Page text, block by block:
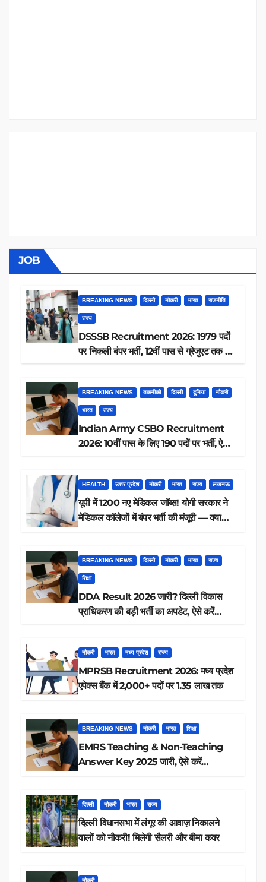
JOB
BREAKING NEWS दिल्ली नौकरी भारत राजनीति
राज्य
DSSSB Recruitment 2026: 1979 पदों
पर निकली बंपर भर्ती, 12वीं पास से ग्रेजुएट तक करें
BREAKING NEWS तकनीकी दिल्ली दुनिया नौकरी
भारत राज्य
Indian Army CSBO Recruitment
2026: 10वीं पास के लिए 190 पदों पर भर्ती, ऐसे
HEALTH उत्तर प्रदेश नौकरी भारत राज्य लखनऊ
यूपी में 1200 नए मेडिकल जॉब्स! योगी सरकार ने
मेडिकल कॉलेजों में बंपर भर्ती की मंजूरी — क्या
BREAKING NEWS दिल्ली नौकरी भारत राज्य
शिक्षा
DDA Result 2026 जारी? दिल्ली विकास
प्राधिकरण की बड़ी भर्ती का अपडेट, ऐसे करें
नौकरी भारत मध्य प्रदेश राज्य
MPRSB Recruitment 2026: मध्य प्रदेश
एपेक्स बैंक में 2,000+ पदों पर 1.35 लाख तक
BREAKING NEWS नौकरी भारत शिक्षा
EMRS Teaching & Non-Teaching
Answer Key 2025 जारी, ऐसे करें
दिल्ली नौकरी भारत राज्य
दिल्ली विधानसभा में लंगूर की आवाज़ निकालने
वालों को नौकरी! मिलेगी सैलरी और बीमा कवर
नौकरी